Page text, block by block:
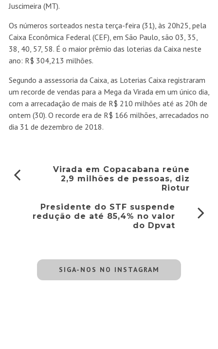
Juscimeira (MT).
Os números sorteados nesta terça-feira (31), às 20h25, pela
Caixa Econômica Federal (CEF), em São Paulo, são 03, 35,
38, 40, 57, 58. É o maior prêmio das loterias da Caixa neste
ano: R$ 304,213 milhões.
Segundo a assessoria da Caixa, as Loterias Caixa registraram
um recorde de vendas para a Mega da Virada em um único dia,
com a arrecadação de mais de R$ 210 milhões até as 20h de
ontem (30). O recorde era de R$ 166 milhões, arrecadados no
dia 31 de dezembro de 2018.
Virada em Copacabana reúne
2,9 milhões de pessoas, diz
Riotur
Presidente do STF suspende
redução de até 85,4% no valor
do Dpvat
SIGA-NOS NO INSTAGRAM